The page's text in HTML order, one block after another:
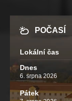
POČASÍ
Lokální čas
Dnes
6. srpna 2026
Pátek